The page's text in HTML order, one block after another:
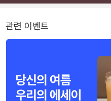
관련 이벤트